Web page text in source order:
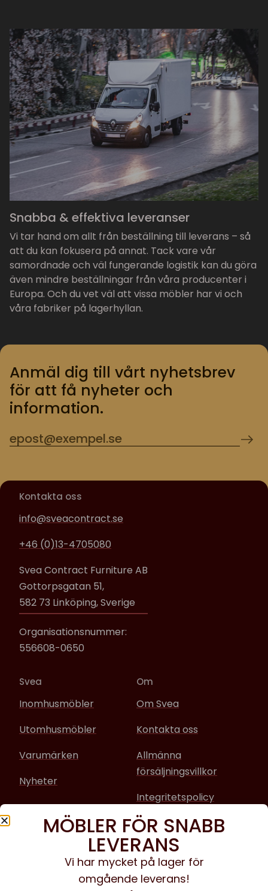
Snabba & effektiva leveranser
Vi tar hand om allt från beställning till leverans – så
att du kan fokusera på annat. Tack vare vår
samordnade och väl fungerande logistik kan du göra
även mindre beställningar från våra producenter i
Europa. Och du vet väl att vissa möbler har vi och
våra fabriker på lagerhyllan.
Anmäl dig till vårt nyhetsbrev
för att få nyheter och
information.
Kontakta oss
info@sveacontract.se
+46 (0)13-4705080
Svea Contract Furniture AB
Gottorpsgatan 51,
582 73 Linköping, Sverige
Organisationsnummer:
556608-0650
Svea
Inomhusmöbler
Utomhusmöbler
Varumärken
Nyheter
Om
Om Svea
Kontakta oss
Allmänna
försäljningsvillkor
Integritetspolicy
Sociala media
Facebook
Instagram
MÖBLER FÖR SNABB
LEVERANS
Vi har mycket på lager för
omgående leverans!